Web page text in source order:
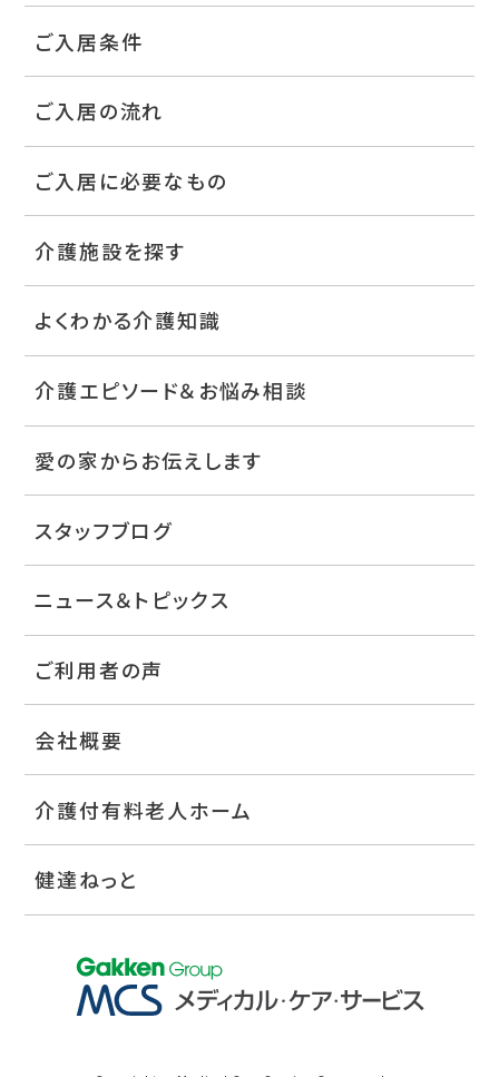
ご入居条件
ご入居の流れ
ご入居に必要なもの
介護施設を探す
よくわかる介護知識
介護エピソード＆お悩み相談
愛の家からお伝えします
スタッフブログ
ニュース＆トピックス
ご利用者の声
会社概要
介護付有料老人ホーム
健達ねっと